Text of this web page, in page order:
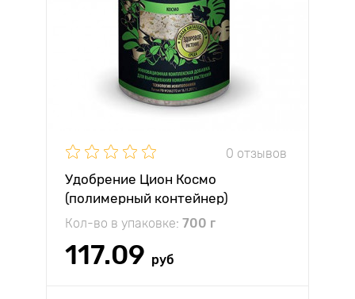
0 отзывов
Удобрение Цион Космо
(полимерный контейнер)
Кол-во в упаковке: 700 г
117.09 руб